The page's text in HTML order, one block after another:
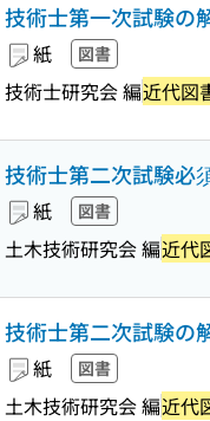
技術士第一次試験の
紙 図書
技術士研究会 編近代図
技術士第二次試験必
紙 図書
土木技術研究会 編近代
技術士第二次試験の
紙 図書
土木技術研究会 編近代